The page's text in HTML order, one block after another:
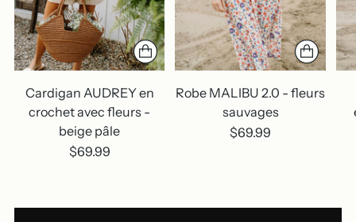
Cardigan AUDREY en
crochet avec fleurs -
beige pâle
$69.99
Robe MALIBU 2.0 - fleurs
sauvages
$69.99